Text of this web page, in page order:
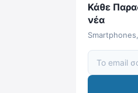
Κάθε
νέα